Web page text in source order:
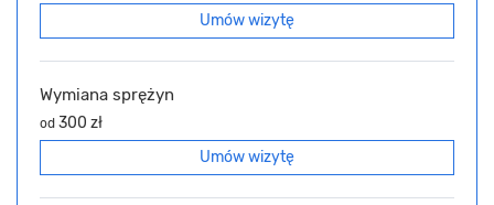
Umów wizytę
Wymiana sprężyn
od 300 zł
Umów wizytę